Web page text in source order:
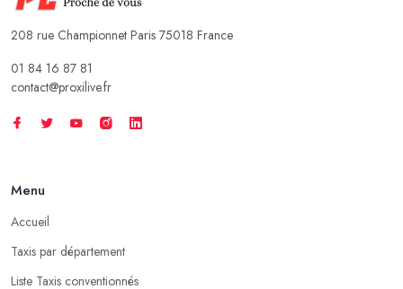
208 rue Championnet Paris 75018 France
01 84 16 87 81
contact@proxilive.fr
Menu
Accueil
Taxis par département
Liste Taxis conventionnés